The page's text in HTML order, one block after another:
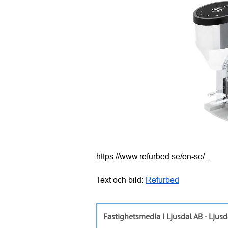
https://www.refurbed.se/en-se/...
Text och bild: Refurbed
Fastighetsmedia i Ljusdal AB -